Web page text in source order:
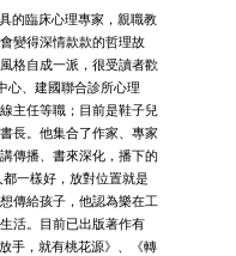
的臨床心理專家，親職教
變得深情款款的哲理故
格自成一派，很受讀者歡
心、建國聯合診所心理
主任等職；目前是鞋子兒
長。他集合了作家、專家
傳播、書來深化，播下的
一樣好，放對位置就是
傳給孩子，他認為樂在工
活。目前已出版著作有
手，就有桃花源》、《轉